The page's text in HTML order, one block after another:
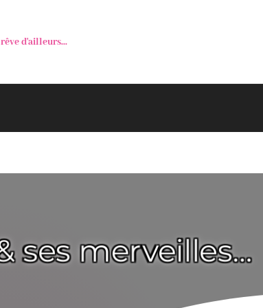
d'ailleurs...
ses merveilles…